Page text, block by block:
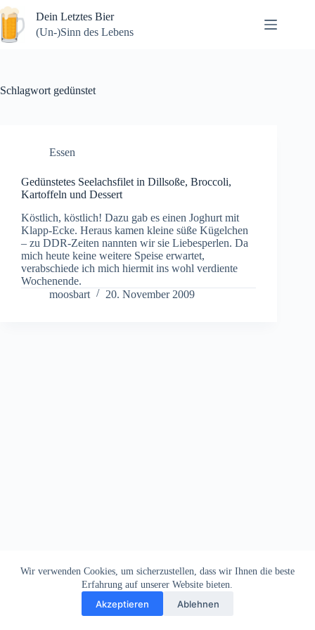
Zum
Inhalt
springen
Wir verwenden Cookies, um sicherzustellen, dass wir Ihnen die beste
Erfahrung auf unserer Website bieten.
Akzeptieren Ablehnen
Dein Letztes Bier
(Un-)Sinn des Lebens
Schlagwort gedünstet
Essen
Gedünstetes Seelachsfilet in Dillsoße, Broccoli,
Kartoffeln und Dessert
Köstlich, köstlich! Dazu gab es einen Joghurt mit
Klapp-Ecke. Heraus kamen kleine süße Kügelchen
– zu DDR-Zeiten nannten wir sie Liebesperlen. Da
mich heute keine weitere Speise erwartet,
verabschiede ich mich hiermit ins wohl verdiente
Wochenende.
moosbart
20. November 2009
Impressum
Datenschutz